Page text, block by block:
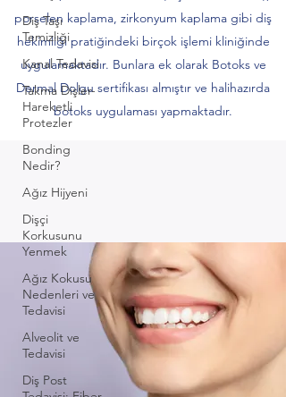
Diş Taşı
Temizliği
Kanal Tedavisi
Takma Dişler-
Hareketli
Protezler
Bonding
Nedir?
Ağız Hijyeni
Dişçi
Korkusunu
Yenmek
Ağız Kokusu
Nedenleri ve
Tedavisi
Alveolit ve
Tedavisi
Diş Post
porselen kaplama, zirkonyum kaplama gibi diş
hekimliği pratiğindeki birçok işlemi kliniğinde
uygulamaktadır. Bunlara ek olarak Botoks ve
Dermal Dolgu sertifikası almıştır ve halihazırda
botoks uygulaması yapmaktadır.